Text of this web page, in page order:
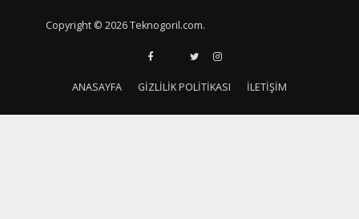
Copyright © 2026 Teknogoril.com.
ANASAYFA GIZLILIK POLITIKASI İLETIŞIM